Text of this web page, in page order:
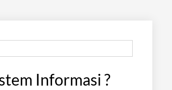
Informasi ?